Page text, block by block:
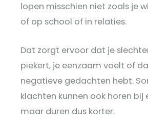
lopen misschien niet zoals je
of op school of in relaties.
Dat zorgt ervoor dat je
piekert, je eenzaam voelt of
negatieve gedachten hebt.
klachten kunnen ook horen bij
maar duren dus korter.